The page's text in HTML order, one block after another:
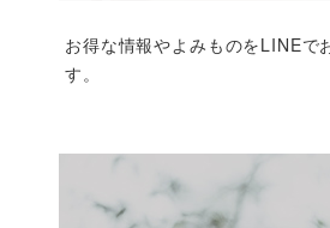
お得な情報やよみものをLINEで
す。